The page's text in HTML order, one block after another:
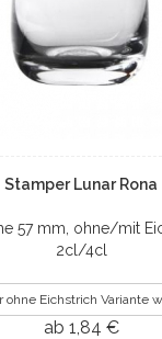
Stamper Lunar Rona
57 mm, ohne/mit
2cl/4cl
ohne Eichstrich Variante
ab 1,84 €